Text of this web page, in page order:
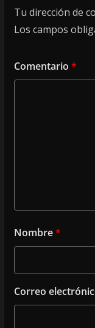
Tu dirección de
Los campos
Comentario *
Nombre*
Correo